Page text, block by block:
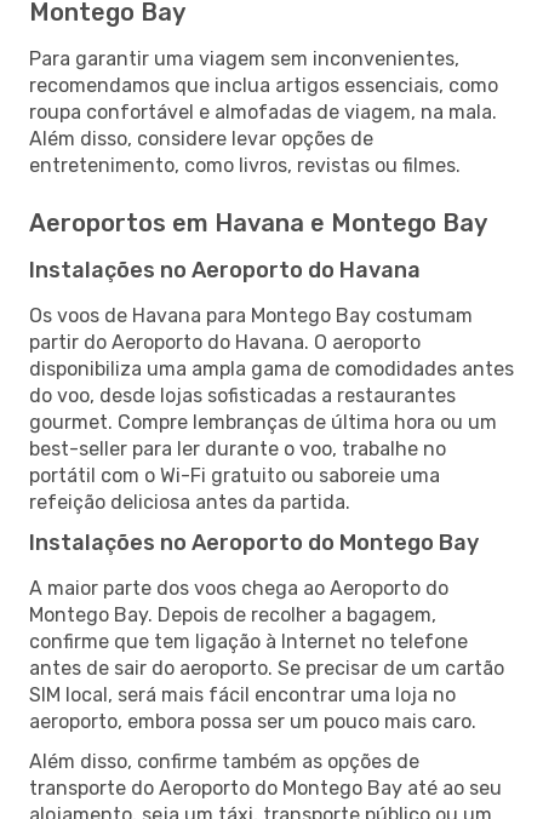
Montego Bay
Para garantir uma viagem sem inconvenientes,
recomendamos que inclua artigos essenciais, como
roupa confortável e almofadas de viagem, na mala.
Além disso, considere levar opções de
entretenimento, como livros, revistas ou filmes.
Aeroportos em Havana e Montego Bay
Instalações no Aeroporto do Havana
Os voos de Havana para Montego Bay costumam
partir do Aeroporto do Havana. O aeroporto
disponibiliza uma ampla gama de comodidades antes
do voo, desde lojas sofisticadas a restaurantes
gourmet. Compre lembranças de última hora ou um
best-seller para ler durante o voo, trabalhe no
portátil com o Wi-Fi gratuito ou saboreie uma
refeição deliciosa antes da partida.
Instalações no Aeroporto do Montego Bay
A maior parte dos voos chega ao Aeroporto do
Montego Bay. Depois de recolher a bagagem,
confirme que tem ligação à Internet no telefone
antes de sair do aeroporto. Se precisar de um cartão
SIM local, será mais fácil encontrar uma loja no
aeroporto, embora possa ser um pouco mais caro.
Além disso, confirme também as opções de
transporte do Aeroporto do Montego Bay até ao seu